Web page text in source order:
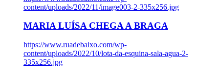
content/uploads/2022/11/image003-2-335x256.jpg
MARIA LUÍSA CHEGA A BRAGA
https://www.ruadebaixo.com/wp-
content/uploads/2022/10/lota-da-esquina-sala-agua-2-
335x256.jpg